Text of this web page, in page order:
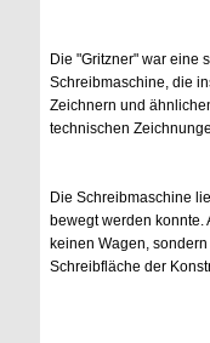
Die "Gritzner" war eine
Schreibmaschine, die
Zeichnern und
technischen
Die Schreibmaschine
bewegt werden konnte.
keinen Wagen,
Schreibfläche der